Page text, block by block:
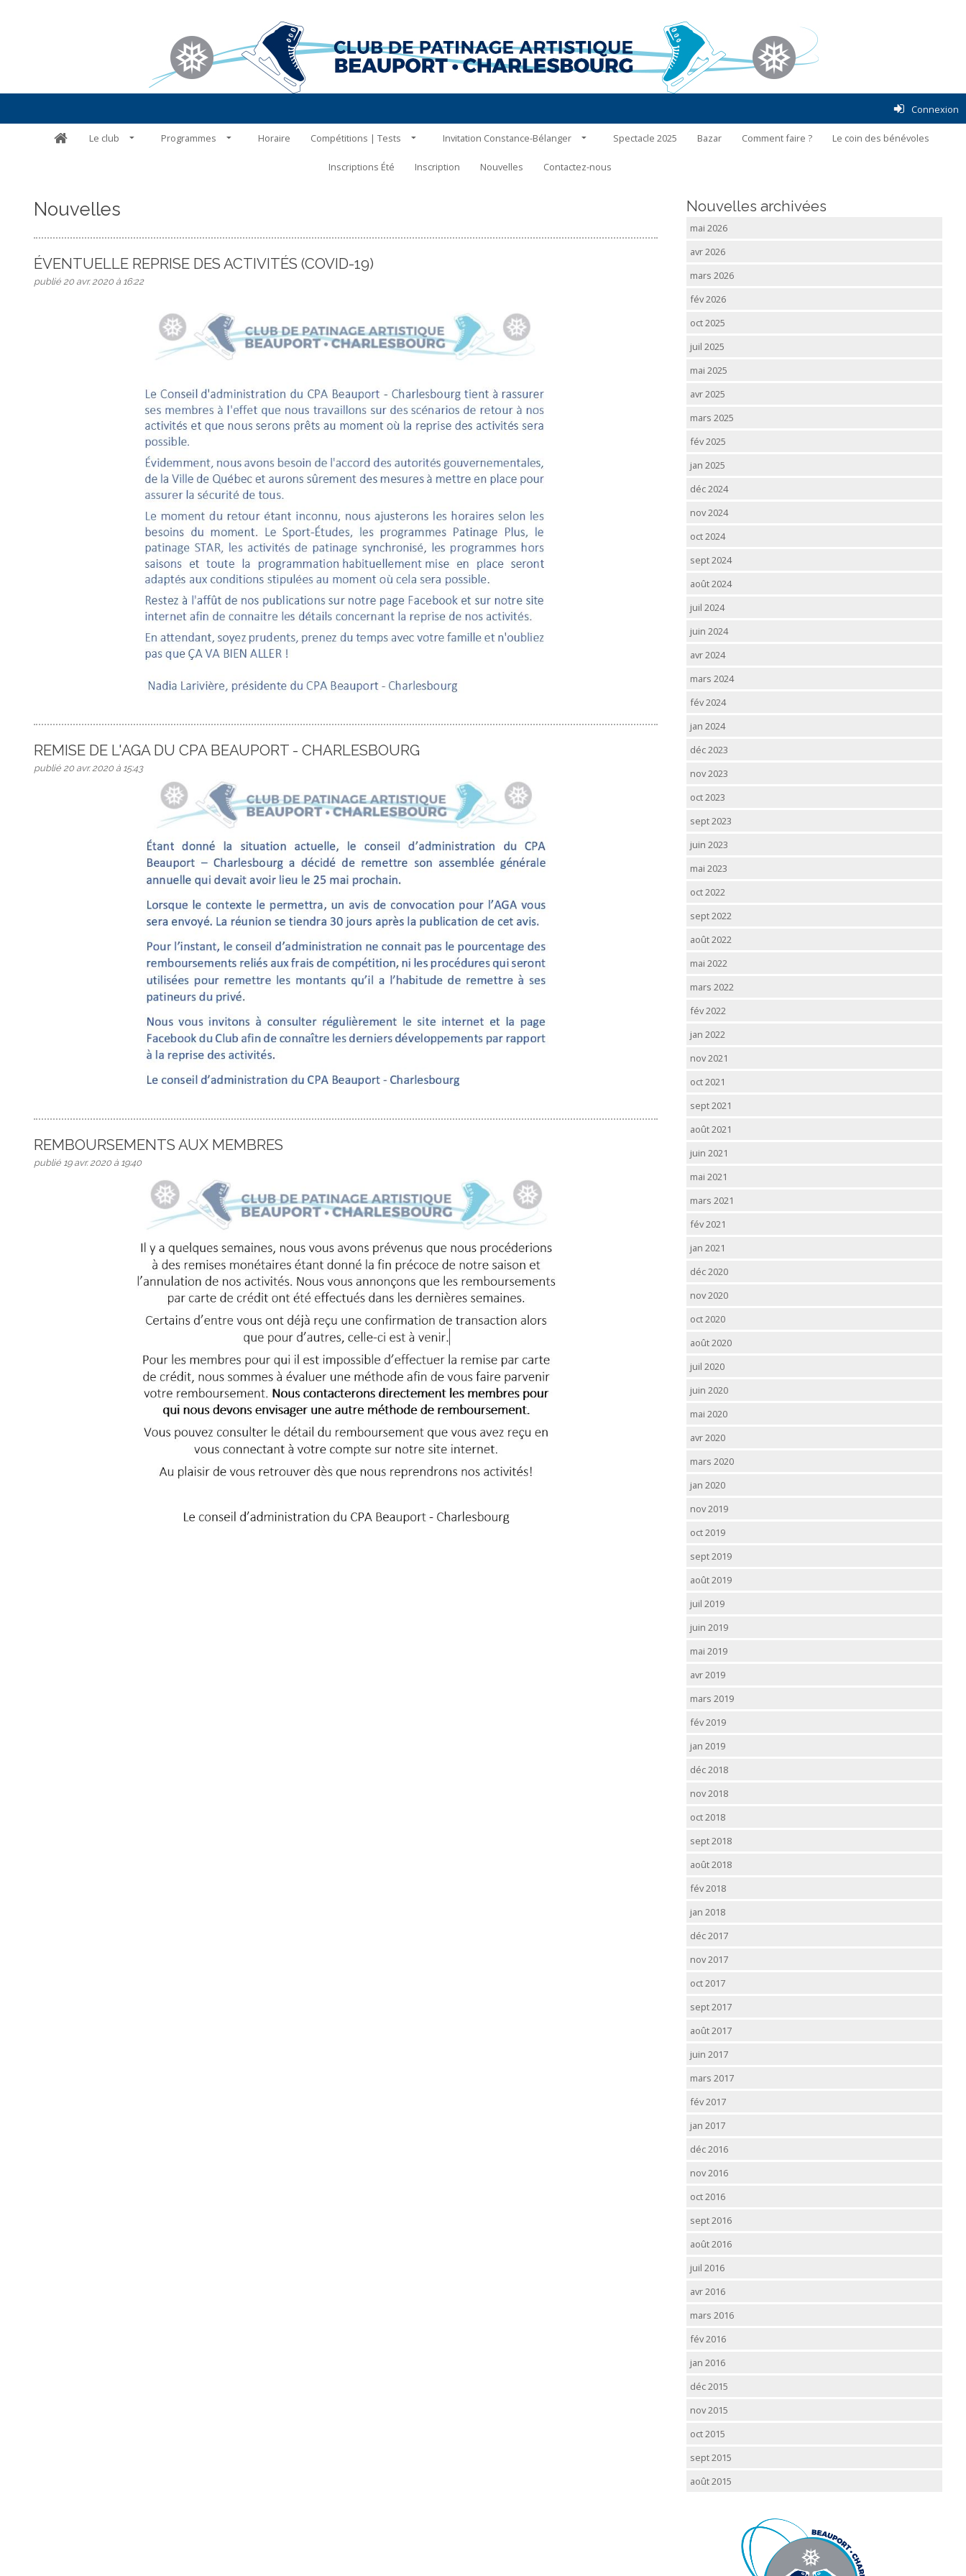
Connexion
Le club Programmes Horaire Compétitions | Tests Invitation Constance-Bélanger Spectacle 2025 Bazar Comment faire ? Le coin des bénévoles
Inscriptions Été Inscription Nouvelles Contactez-nous
Nouvelles archivées
mai 2026
avr 2026
mars 2026
fév 2026
oct 2025
juil 2025
mai 2025
avr 2025
mars 2025
fév 2025
jan 2025
déc 2024
nov 2024
oct 2024
sept 2024
août 2024
juil 2024
juin 2024
avr 2024
mars 2024
fév 2024
jan 2024
déc 2023
nov 2023
oct 2023
sept 2023
juin 2023
mai 2023
oct 2022
sept 2022
août 2022
mai 2022
mars 2022
fév 2022
jan 2022
nov 2021
oct 2021
sept 2021
août 2021
juin 2021
mai 2021
mars 2021
fév 2021
jan 2021
déc 2020
nov 2020
oct 2020
août 2020
juil 2020
juin 2020
mai 2020
avr 2020
mars 2020
jan 2020
nov 2019
oct 2019
sept 2019
août 2019
juil 2019
juin 2019
mai 2019
avr 2019
mars 2019
fév 2019
jan 2019
déc 2018
nov 2018
oct 2018
sept 2018
août 2018
fév 2018
jan 2018
déc 2017
nov 2017
oct 2017
sept 2017
août 2017
juin 2017
mars 2017
fév 2017
jan 2017
déc 2016
nov 2016
oct 2016
sept 2016
août 2016
juil 2016
avr 2016
mars 2016
fév 2016
jan 2016
déc 2015
nov 2015
oct 2015
sept 2015
août 2015
Nouvelles
ÉVENTUELLE REPRISE DES ACTIVITÉS (COVID-19)
publié 20 avr. 2020 à 16:22
REMISE DE L'AGA DU CPA BEAUPORT - CHARLESBOURG
publié 20 avr. 2020 à 15:43
REMBOURSEMENTS AUX MEMBRES
publié 19 avr. 2020 à 19:40